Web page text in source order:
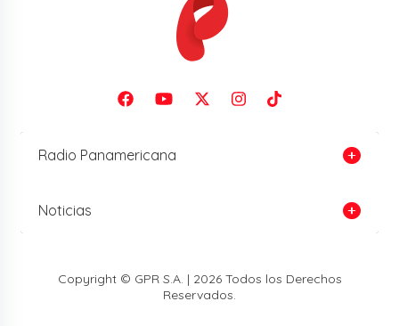
Radio Panamericana
Noticias
Copyright © GPR S.A. | 2026 Todos los Derechos
Reservados.